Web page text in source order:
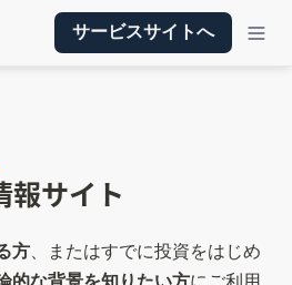
サービスサイトへ
報サイト
方、またはすでに投資をはじめ